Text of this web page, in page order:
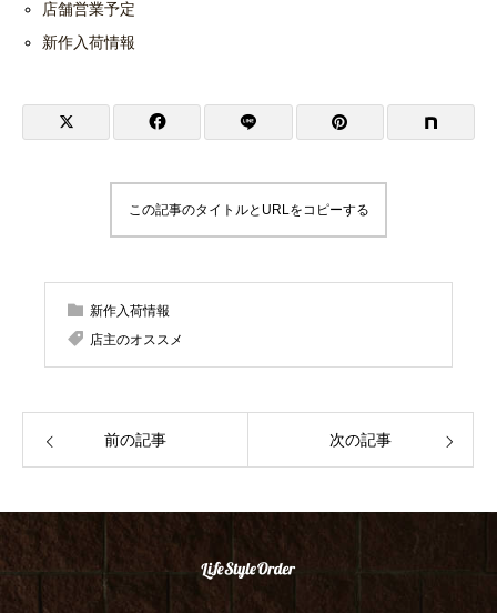
店舗営業予定
新作入荷情報
この記事のタイトルとURLをコピーする
新作入荷情報
店主のオススメ
前の記事 次の記事